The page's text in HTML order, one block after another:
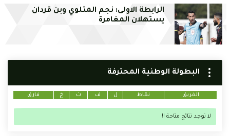
الرابطة الاولى: نجم المتلوي وبن قردان
يستهلان المغامرة
البطولة الوطنية المحترفة
الفريق نقاط ل ف ت خ فارق
لا توجد نتائج متاحة !!